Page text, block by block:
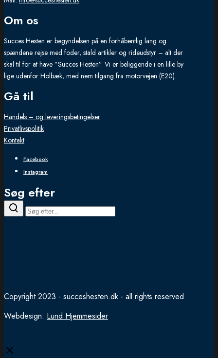
Om os
Succes Hesten er begyndelsen på en forhåbentlig lang og
spændene rejse med foder, stald artikler og rideudstyr – alt der
skal til for at have ”Succes Hesten”. Vi er beliggende i en lille by
lige udenfor Holbæk, med nem tilgang fra motorvejen (E20).
Gå til
Handels – og leveringsbetingelser
Privatlivspolitik
Kontakt
Facebook
Instagram
Søg efter
Copyright 2023 - succeshesten.dk - all rights reserved
Webdesign: Lund Hjemmesider
Close